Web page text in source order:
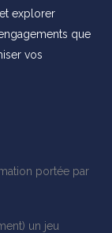
explorer
que
vos
portée par
un jeu